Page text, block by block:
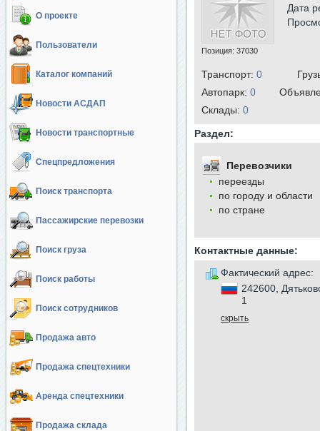
О проекте
Пользователи
Каталог компаний
Новости АСДАП
Новости транспортные
Спецпредложения
Поиск транспорта
Пассажирские перевозки
Поиск груза
Поиск работы
Поиск сотрудников
Продажа авто
Продажа спецтехники
Аренда спецтехники
Продажа склада
Позиция: 37030
Дата
Транспорт: 0
Автопарк: 0
Cклады: 0
Раздел:
Перевозчики
переезды
по городу и области
по стране
Контактные данные:
Фактический адрес:
242600,
1
скрыть